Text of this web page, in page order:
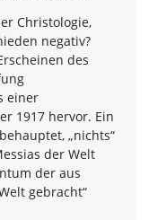
Christologie,
negativ?
des
einer
1917 hervor. Ein
„nichts“
der Welt
der aus
gebracht“